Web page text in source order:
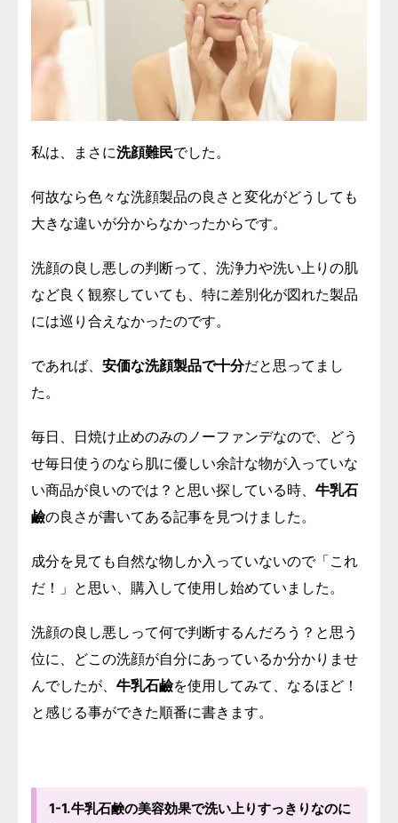
私は、まさに洗顔難民でした。
何故なら色々な洗顔製品の良さと変化がどうしても
大きな違いが分からなかったからです。
洗顔の良し悪しの判断って、洗浄力や洗い上りの肌
など良く観察していても、特に差別化が図れた製品
には巡り合えなかったのです。
であれば、 安価な洗顔製品で十分だと思ってまし
た。
毎日、日焼け止めのみのノーファンデなので、どう
せ毎日使うのなら肌に優しい余計な物が入っていな
い商品が良いのでは？と思い探している時、 牛乳石
鹼の良さが書いてある記事を見つけました。
成分を見ても自然な物しか入っていないので「これ
だ！」と思い、購入して使用し始めていました。
洗顔の良し悪しって何で判断するんだろう？と思う
位に、どこの洗顔が自分にあっているか分かりませ
んでしたが、 牛乳石鹼を使用してみて、なるほど！
と感じる事ができた順番に書きます。
1-1.牛乳石鹸の美容効果で洗い上りすっきりなのに